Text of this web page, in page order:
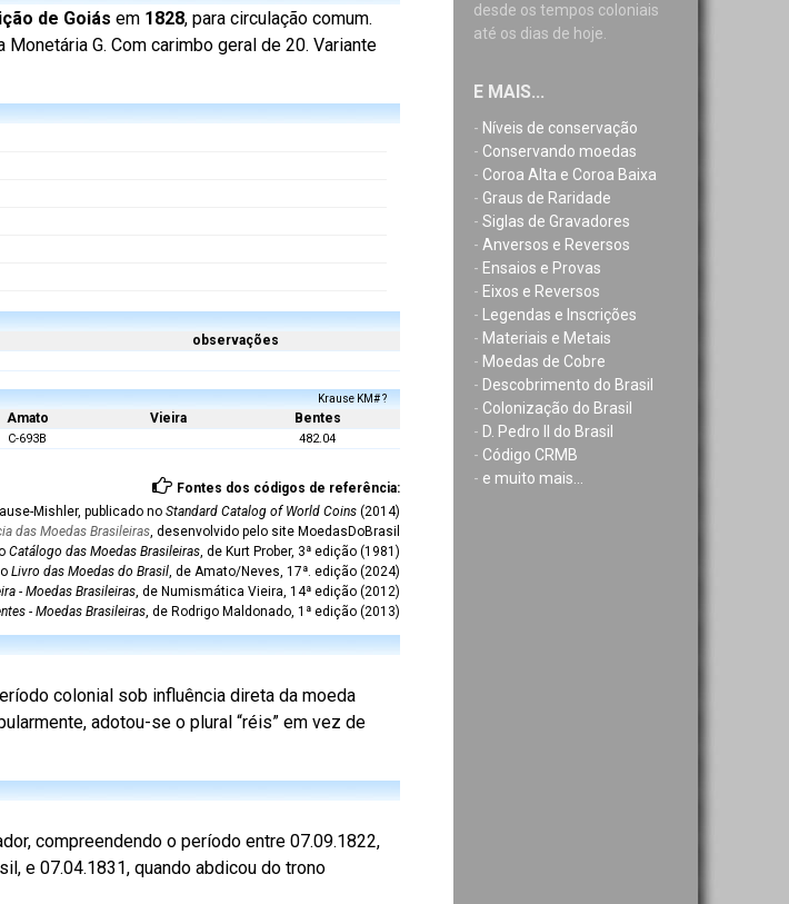
desde os tempos coloniais
até os dias de hoje.
E MAIS...
- Níveis de conservação
- Conservando moedas
- Coroa Alta e Coroa Baixa
- Graus de Raridade
- Siglas de Gravadores
- Anversos e Reversos
- Ensaios e Provas
- Eixos e Reversos
-
Legendas e Inscrições
- Materiais e Metais
- Moedas de Cobre
- Descobrimento do Brasil
- Colonização do Brasil
- D. Pedro II do Brasil
- Código CRMB
- e muito mais...
de Goiás em 1828, para circulação comum.
Monetária G. Com carimbo geral de 20. Variante
observações
Krause KM# ?
Amato Vieira Bentes
C-693B 482.04
Fontes dos códigos de referência:
Mishler, publicado no Standard Catalog of World Coins (2014)
das Moedas Brasileiras, desenvolvido pelo site MoedasDoBrasil
Catálogo das Moedas Brasileiras, de Kurt Prober, 3ª edição (1981)
Livro das Moedas do Brasil, de Amato/Neves, 17ª. edição (2024)
- Moedas Brasileiras, de Numismática Vieira, 14ª edição (2012)
- Moedas Brasileiras, de Rodrigo Maldonado, 1ª edição (2013)
colonial sob influência direta da moeda
adotou-se o plural “réis” em vez de
compreendendo o período entre 07.09.1822,
e 07.04.1831, quando abdicou do trono